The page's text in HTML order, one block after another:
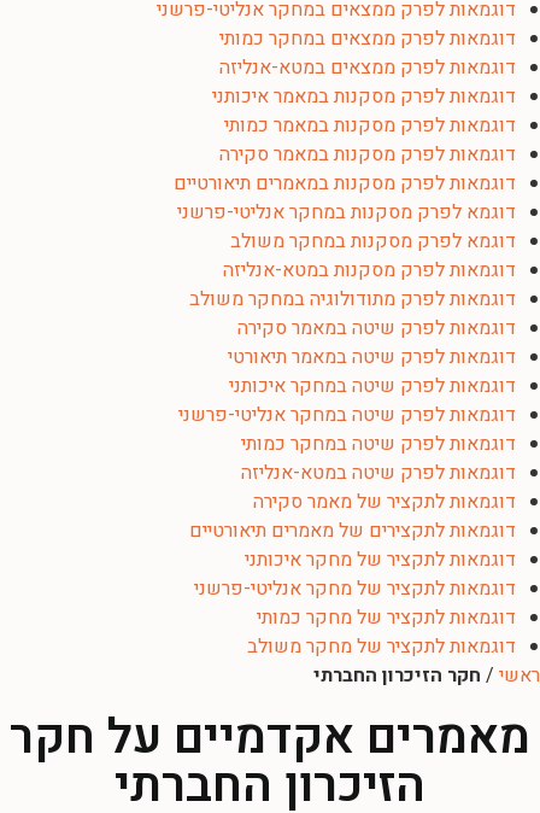
דוגמאות לפרק ממצאים במחקר אנליטי-פרשני
דוגמאות לפרק ממצאים במחקר כמותי
דוגמאות לפרק ממצאים במטא-אנליזה
דוגמאות לפרק מסקנות במאמר איכותני
דוגמאות לפרק מסקנות במאמר כמותי
דוגמאות לפרק מסקנות במאמר סקירה
דוגמאות לפרק מסקנות במאמרים תיאורטיים
דוגמא לפרק מסקנות במחקר אנליטי-פרשני
דוגמא לפרק מסקנות במחקר משולב
דוגמאות לפרק מסקנות במטא-אנליזה
דוגמאות לפרק מתודולוגיה במחקר משולב
דוגמאות לפרק שיטה במאמר סקירה
דוגמאות לפרק שיטה במאמר תיאורטי
דוגמאות לפרק שיטה במחקר איכותני
דוגמאות לפרק שיטה במחקר אנליטי-פרשני
דוגמאות לפרק שיטה במחקר כמותי
דוגמאות לפרק שיטה במטא-אנליזה
דוגמאות לתקציר של מאמר סקירה
דוגמאות לתקצירים של מאמרים תיאורטיים
דוגמאות לתקציר של מחקר איכותני
דוגמאות לתקציר של מחקר אנליטי-פרשני
דוגמאות לתקציר של מחקר כמותי
דוגמאות לתקציר של מחקר משולב
ראשי / חקר הזיכרון החברתי
מאמרים אקדמיים על חקר
הזיכרון החברתי